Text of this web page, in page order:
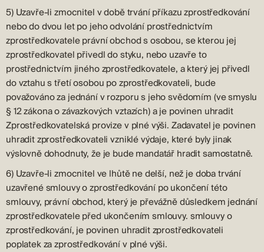
5) Uzavře-li zmocnitel v době trvání příkazu zprostředkování
nebo do dvou let po jeho odvolání prostřednictvím
zprostředkovatele právní obchod s osobou, se kterou jej
zprostředkovatel přivedl do styku, nebo uzavře to
prostřednictvím jiného zprostředkovatele, a který jej přivedl
do vztahu s třetí osobou po zprostředkovateli, bude
považováno za jednání v rozporu s jeho svědomím (ve smyslu
§ 12 zákona o závazkových vztazích) a je povinen uhradit
Zprostředkovatelská provize v plné výši. Zadavatel je povinen
uhradit zprostředkovateli vzniklé výdaje, které byly jinak
výslovně dohodnuty, že je bude mandatář hradit samostatně.
6) Uzavře-li zmocnitel ve lhůtě ne delší, než je doba trvání
uzavřené smlouvy o zprostředkování po ukončení této
smlouvy, právní obchod, který je převážně důsledkem jednání
zprostředkovatele před ukončením smlouvy. smlouvy o
zprostředkování, je povinen uhradit zprostředkovateli
poplatek za zprostředkování v plné výši.